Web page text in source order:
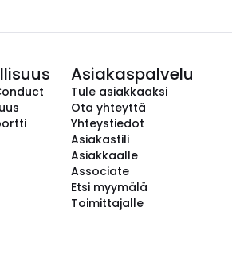
Asiakaspalvelu
Tule asiakkaaksi
Ota yhteyttä
Yhteystiedot
Asiakastili
Asiakkaalle
Associate
Etsi myymälä
Toimittajalle